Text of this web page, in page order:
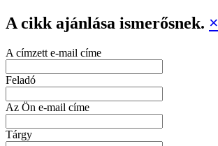
A cikk ajánlása ismerősnek. ×
A címzett e-mail címe
Feladó
Az Ön e-mail címe
Tárgy